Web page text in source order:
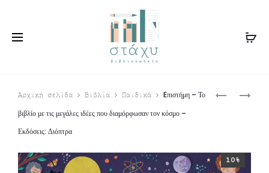
–
ΕΚΔΌΣΕΙΣ:
ΚΆΠΟΤΕ…
–
ΕΚΔΌΣΕΙΣ:
Αρχική σελίδα Βιβλία Παιδικά
Eπιστήμη – Το
βιβλίο με τις μεγάλες ιδέες που διαμόρφωσαν τον κόσμο –
Εκδόσεις: Διόπτρα
10%